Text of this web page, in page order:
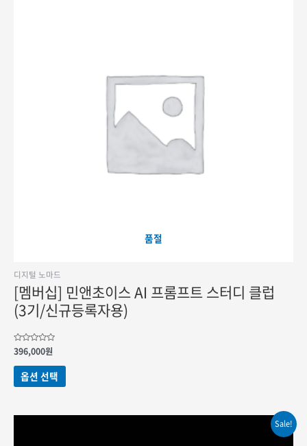
품절
디지털 노마드
[멤버십] 민앤초이스 AI 프롬프트 스터디 클럽
(3기/신규등록자용)
5
중에서
0
로
평가됨
396,000원
옵션 선택
여러
Sale!